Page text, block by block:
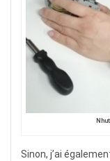
Nhut
Sinon, j’ai